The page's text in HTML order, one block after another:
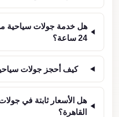
هل خدمة جولات سياحية من
24 ساعة؟
كيف أحجز جولات
هل الأسعار ثابتة في
القاهرة؟